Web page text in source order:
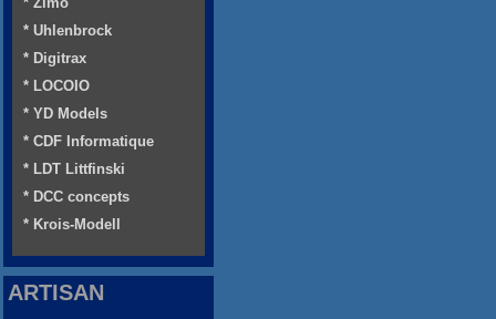
* Uhlenbrock
* Digitrax
* LOCOIO
* YD Models
* CDF Informatique
* LDT Littfinski
* DCC concepts
* Krois-Modell
ARTISAN